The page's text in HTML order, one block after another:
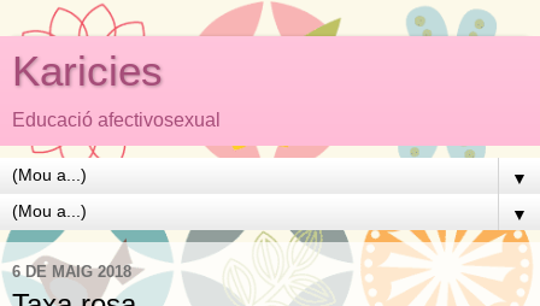
Karicies
Educació afectivosexual
▼
▼
6 DE MAIG 2018